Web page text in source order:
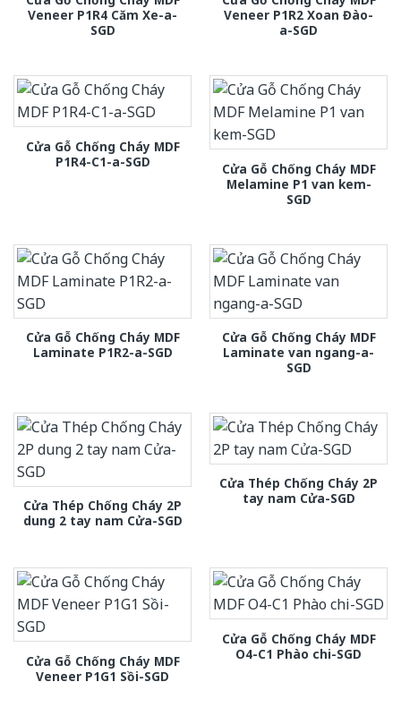
Veneer P1R4 Căm Xe-a-
SGD
Veneer P1R2 Xoan Đào-
a-SGD
Cửa Gỗ Chống Cháy MDF
P1R4-C1-a-SGD
Cửa Gỗ Chống Cháy MDF
Melamine P1 van kem-
SGD
Cửa Gỗ Chống Cháy MDF
Laminate P1R2-a-SGD
Cửa Gỗ Chống Cháy MDF
Laminate van ngang-a-
SGD
Cửa Thép Chống Cháy 2P
dung 2 tay nam Cửa-SGD
Cửa Thép Chống Cháy 2P
tay nam Cửa-SGD
Cửa Gỗ Chống Cháy MDF
Veneer P1G1 Sồi-SGD
Cửa Gỗ Chống Cháy MDF
O4-C1 Phào chi-SGD